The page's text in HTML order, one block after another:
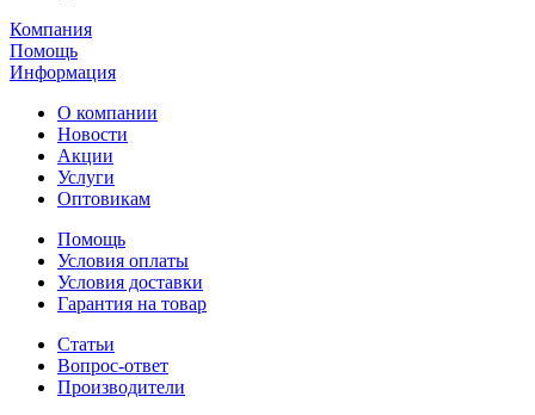
Компания
Помощь
Информация
О компании
Новости
Акции
Услуги
Оптовикам
Помощь
Условия оплаты
Условия доставки
Гарантия на товар
Статьи
Вопрос-ответ
Производители